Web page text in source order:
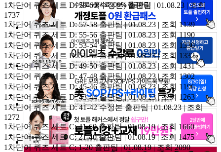
1차단어 퀴즈 세트 D: 59-60(수정본)출판팀 | 01.08.23 | 조회
1737
1차단어 퀴즈 세트 D: 57-58출판팀 | 01.08.23 | 조회 1139
1차단어 퀴즈 세트 D: 55-56출판팀 | 01.08.23 | 조회 1190
1차단어 퀴즈 세트 D: 53-54출판팀 | 01.08.23 | 조회 1330
1차단어 퀴즈 세트 D: 51-52출판팀 | 01.08.23 | 조회 1332
1차단어 퀴즈 세트 D: 49-50출판팀 | 01.08.23 | 조회 1431
1차단어 퀴즈 세트 D: 47-48출판팀 | 01.08.23 | 조회 1302
1차단어 퀴즈 세트 D: 45-46출판팀 | 01.08.23 | 조회 1196
1차단어 퀴즈 세트 D: 43-44출판팀 | 01.08.23 | 조회 1263
1차단어 퀴즈 세트 D: 41-42 수정본출판팀 | 01.08.23 | 조회
1272
1차단어 퀴즈 세트 C; 41-60출판팀 | 01.08.19 | 조회 1660
1차단어 퀴즈 세트 C; 21-40출판팀 | 01.08.19 | 조회 1475
1차단어 퀴즈 세트 C; 1-20츨판팀 | 01.08.19 | 조회 2090